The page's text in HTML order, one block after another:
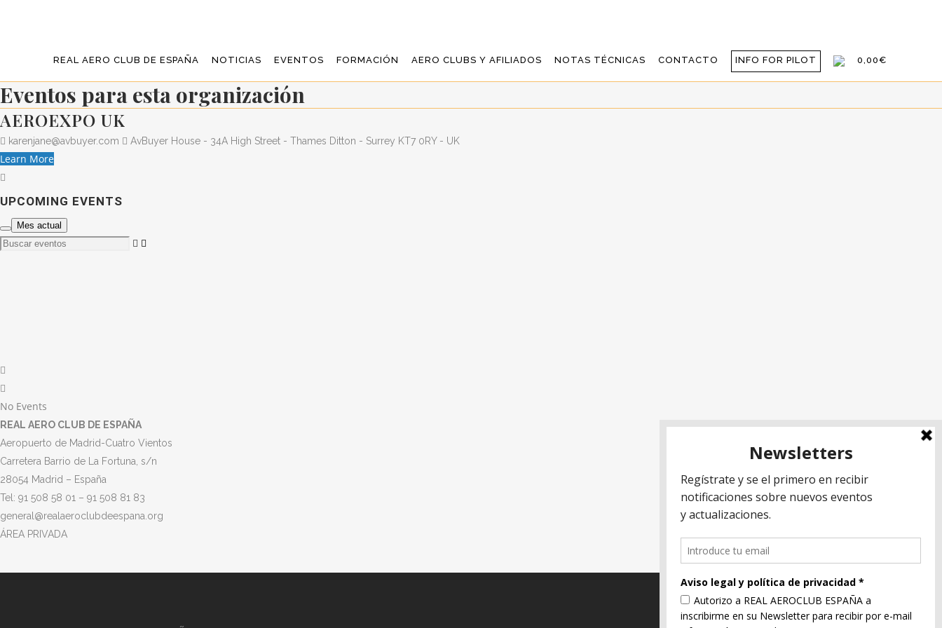
REAL AERO CLUB DE ESPAÑA NOTICIAS EVENTOS FORMACIÓN AERO CLUBS Y AFILIADOS NOTAS TÉCNICAS CONTACTO INFO FOR PILOT 0,00€
Eventos para esta organización
AEROEXPO UK
karenjane@avbuyer.com AvBuyer House - 34A High Street - Thames Ditton - Surrey KT7 0RY - UK
Learn More
UPCOMING EVENTS
Mes actual
Buscar
No Events
REAL AERO CLUB DE ESPAÑA
Aeropuerto de Madrid-Cuatro Vientos
Carretera Barrio de La Fortuna, s/n
28054 Madrid – España
Tel: 91 508 58 01 – 91 508 81 83
general@realaeroclubdeespana.org
ÁREA PRIVADA